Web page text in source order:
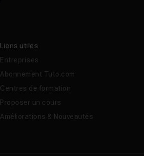
Liens utiles
Entreprises
Abonnement Tuto.com
Centres de formation
Proposer un cours
Améliorations & Nouveautés